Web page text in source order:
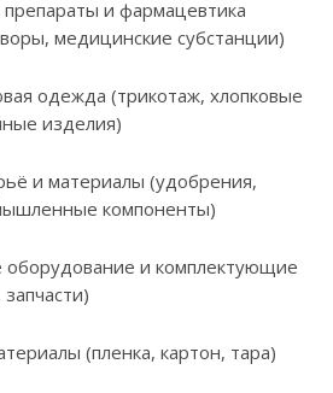
и фармацевтика
медицинские субстанции)
одежда (трикотаж, хлопковые
изделия)
и материалы (удобрения,
компоненты)
и комплектующие
(пленка, картон, тара)